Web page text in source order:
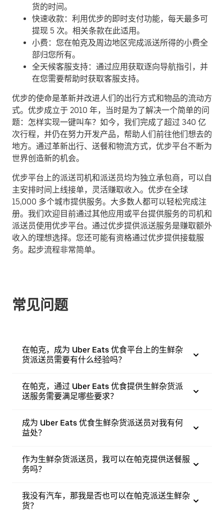
货的时间。
快速收款：利用优步的即时支付功能，每天最多可
提现 5 次。相关条款在此适用。
小费：您在帕克及周边地区完成派送所得的小费全
部归您所有。
全天候客服支持：通过应用获取逐向导航指引，并
在您需要帮助时获取客服支持。
优步的使命是革新并改进人们的出行方式和物品的流动方
式。优步成立于 2010 年，当时是为了解决一个简单的问
题：怎样实现一键叫车？如今，我们完成了超过 340 亿
次行程，并仍在努力开发产品，帮助人们前往他们想去的
地方。通过革新出行、送餐和物流方式，优步平台不断为
世界创造新的机会。
优步平台上的派送司机和派送员均为独立承包商，可以自
主安排时间上线接单，灵活赚取收入。优步在全球
15,000 多个城市提供服务。大多数人都可以轻松完成注
册。我们欢迎目前通过其他应用或平台提供服务的司机和
派送员使用优步平台。通过优步提供派送服务是赚取额外
收入的理想选择。您还可能有资格通过优步提供接载服
务。起步流程非常简单。
常见问题
在帕克，成为 Uber Eats 优食平台上的生鲜杂
货派送员需要有什么经验吗？
在帕克，通过 Uber Eats 优食提供生鲜杂货派
送服务需要满足哪些要求？
成为 Uber Eats 优食生鲜杂货派送员对我有何
益处？
作为生鲜杂货派送员，我可以在帕克提供送餐服
务吗？
我没有汽车，那我是否也可以在帕克派送生鲜杂
货？